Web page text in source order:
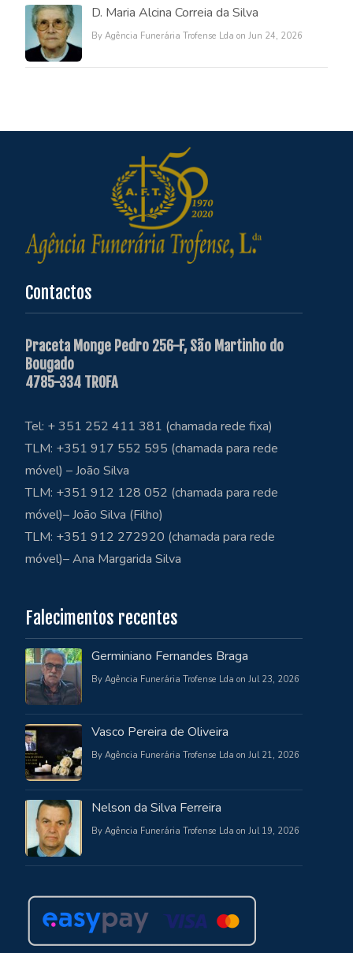
D. Maria Alcina Correia da Silva
By Agência Funerária Trofense Lda on Jun 24, 2026
Contactos
Praceta Monge Pedro 256-F, São Martinho do
Bougado
4785-334 TROFA
Tel: + 351 252 411 381 (chamada rede fixa)
TLM: +351 917 552 595 (chamada para rede
móvel) – João Silva
TLM: +351 912 128 052 (chamada para rede
móvel)– João Silva (Filho)
TLM: +351 912 272920 (chamada para rede
móvel)– Ana Margarida Silva
Falecimentos recentes
Germiniano Fernandes Braga
By Agência Funerária Trofense Lda on Jul 23, 2026
Vasco Pereira de Oliveira
By Agência Funerária Trofense Lda on Jul 21, 2026
Nelson da Silva Ferreira
By Agência Funerária Trofense Lda on Jul 19, 2026